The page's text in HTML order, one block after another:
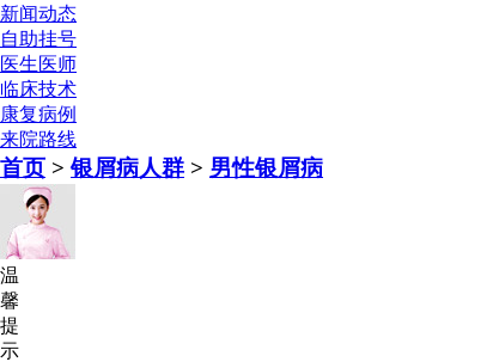
新闻动态
自助挂号
医生医师
临床技术
康复病例
来院路线
首页 >银屑病人群 > 男性银屑病
温
馨
提
示